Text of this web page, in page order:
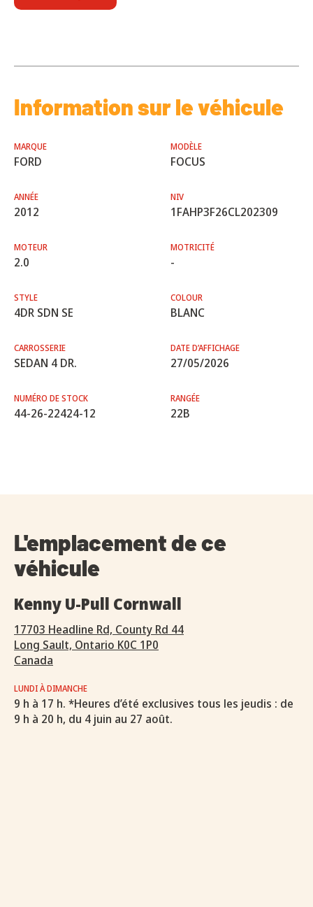
Information sur le véhicule
MARQUE
FORD
MODÈLE
FOCUS
ANNÉE
2012
NIV
1FAHP3F26CL202309
MOTEUR
2.0
MOTRICITÉ
-
STYLE
4DR SDN SE
COLOUR
BLANC
CARROSSERIE
SEDAN 4 DR.
DATE D’AFFICHAGE
27/05/2026
NUMÉRO DE STOCK
44-26-22424-12
RANGÉE
22B
L'emplacement de ce
véhicule
Kenny U-Pull Cornwall
17703 Headline Rd, County Rd 44
Long Sault, Ontario K0C 1P0
Canada
LUNDI À DIMANCHE
9 h à 17 h. *Heures d’été exclusives tous les jeudis : de
9 h à 20 h, du 4 juin au 27 août.